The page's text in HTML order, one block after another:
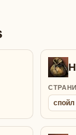
bracelet - спойл